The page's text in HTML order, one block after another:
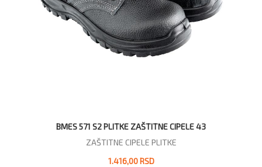
BMES 571 S2 PLITKE ZAŠTITNE CIPELE 43
ZAŠTITNE CIPELE PLITKE
1.416,00 RSD